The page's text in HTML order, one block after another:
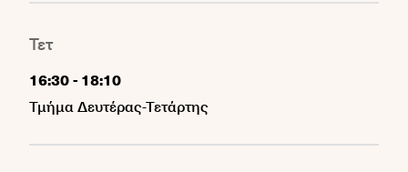
Τετ
16:30- 18:10
Τμήμα Δευτέρας-Τετάρτης